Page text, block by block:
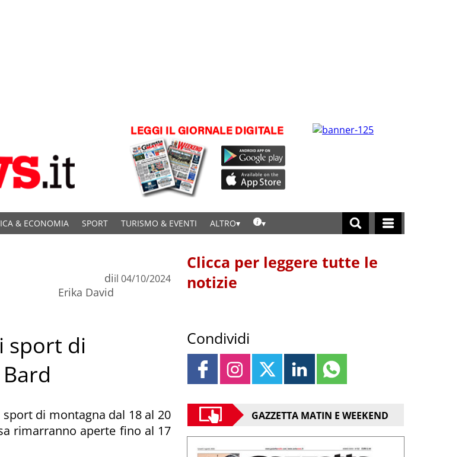
& ECONOMIA SPORT TURISMO & EVENTI ALTRO
di
Erika David
il 04/10/2024
sport di
di montagna dal 18 al 20
rimarranno aperte fino al 17
Clicca per leggere tutte le
notizie
Condividi
GAZZETTA MATIN E WEEKEND